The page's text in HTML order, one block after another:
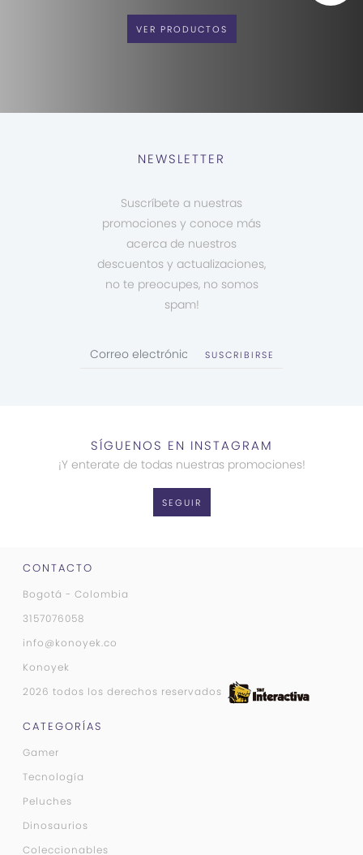
VER PRODUCTOS
NEWSLETTER
Suscríbete a nuestras
promociones y conoce más
acerca de nuestros
descuentos y actualizaciones,
no te preocupes, no somos
spam!
SUSCRIBIRSE
SÍGUENOS EN INSTAGRAM
¡Y enterate de todas nuestras promociones!
SEGUIR
CONTACTO
Bogotá - Colombia
3157076058
info@konoyek.co
Konoyek
2026 todos los derechos reservados
CATEGORÍAS
Gamer
Tecnología
Peluches
Dinosaurios
Coleccionables